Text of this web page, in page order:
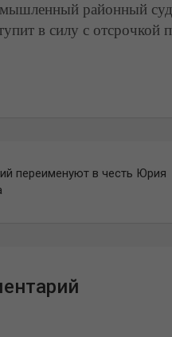
районный
в силу с отсрочкой
переименуют в честь Юрия